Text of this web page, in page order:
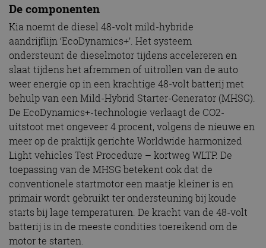
De componenten
Kia noemt de diesel 48-volt mild-hybride
aandrijflijn ‘EcoDynamics+’. Het systeem
ondersteunt de dieselmotor tijdens accelereren en
slaat tijdens het afremmen of uitrollen van de auto
weer energie op in een krachtige 48-volt batterij met
behulp van een Mild-Hybrid Starter-Generator (MHSG).
De EcoDynamics+-technologie verlaagt de CO2-
uitstoot met ongeveer 4 procent, volgens de nieuwe en
meer op de praktijk gerichte Worldwide harmonized
Light vehicles Test Procedure – kortweg WLTP. De
toepassing van de MHSG betekent ook dat de
conventionele startmotor een maatje kleiner is en
primair wordt gebruikt ter ondersteuning bij koude
starts bij lage temperaturen. De kracht van de 48-volt
batterij is in de meeste condities toereikend om de
motor te starten.